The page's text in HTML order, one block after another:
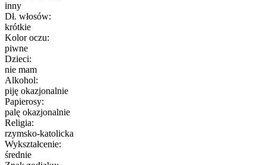
inny
Dł. włosów:
krótkie
Kolor oczu:
piwne
Dzieci:
nie mam
Alkohol:
piję okazjonalnie
Papierosy:
palę okazjonalnie
Religia:
rzymsko-katolicka
Wykształcenie:
średnie